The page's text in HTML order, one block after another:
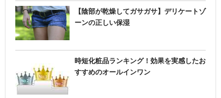
【陰部が乾燥してガサガサ】デリケートゾ
ーンの正しい保湿
時短化粧品ランキング！効果を実感したお
すすめのオールインワン